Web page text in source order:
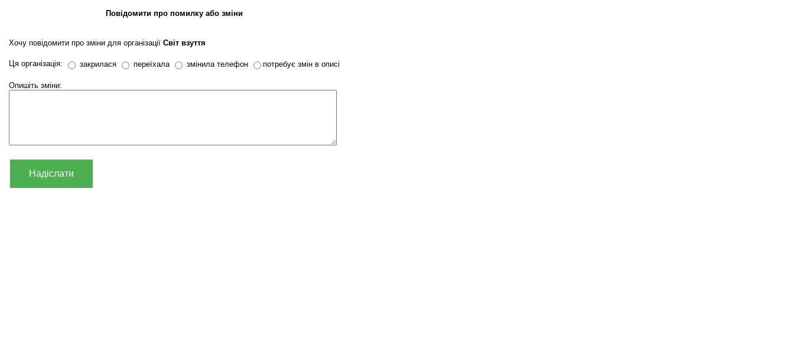
Повідомити про помилку або зміни
Хочу повідомити про зміни для організації Світ взуття
Ця організація: закрилася переїхала змінила телефон потребує змін в описі
Опишіть зміни:
Надіслати